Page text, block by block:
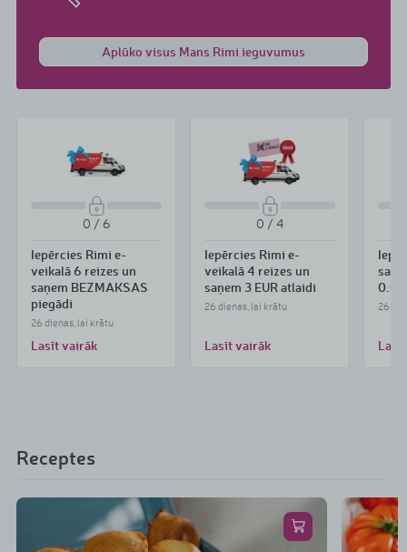
Aplūko visus Mans Rimi ieguvumus
0 / 6
Iepērcies Rimi e-
veikalā 6 reizes un
saņem BEZMAKSAS
piegādi
26 dienas, lai krātu
Lasīt vairāk
0 / 4
Iepērcies Rimi e-
veikalā 4 reizes un
saņem 3 EUR atlaidi
26 dienas, lai krātu
Lasīt vairāk
26
Receptes